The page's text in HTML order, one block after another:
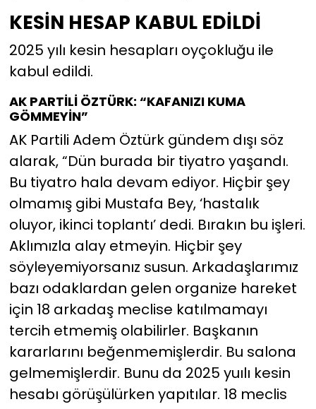
KESİN HESAP KABUL EDİLDİ
2025 yılı kesin hesapları oyçokluğu ile
kabul edildi.
AK PARTİLİ ÖZTÜRK: “KAFANIZI KUMA
GÖMMEYİN”
AK Partili Adem Öztürk gündem dışı söz
alarak, “Dün burada bir tiyatro yaşandı.
Bu tiyatro hala devam ediyor. Hiçbir şey
olmamış gibi Mustafa Bey, ‘hastalık
oluyor, ikinci toplantı’ dedi. Bırakın bu işleri.
Aklımızla alay etmeyin. Hiçbir şey
söyleyemiyorsanız susun. Arkadaşlarımız
bazı odaklardan gelen organize hareket
için 18 arkadaş meclise katılmamayı
tercih etmemiş olabilirler. Başkanın
kararlarını beğenmemişlerdir. Bu salona
gelmemişlerdir. Bunu da 2025 yuılı kesin
hesabı görüşülürken yapıtılar. 18 meclis